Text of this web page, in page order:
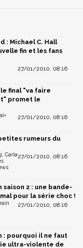
: Michael C. Hall
fin et les fans
27/01/2010, 08:16
final "va faire
promet le
27/01/2010, 08:16
rumeurs du
27/01/2010, 08:16
Carla
saison 2 : une bande-
pour la série choc !
27/01/2010, 08:16
: pourquoi il ne faut
ultra-violente de